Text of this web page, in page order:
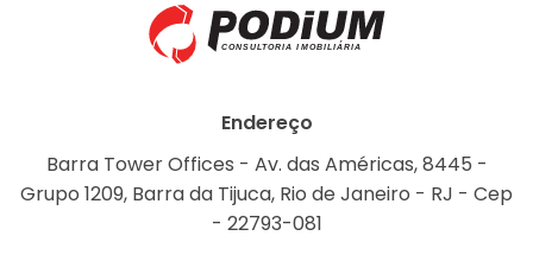
Endereço
Barra Tower Offices - Av. das Américas, 8445 -
Grupo 1209, Barra da Tijuca, Rio de Janeiro - RJ - Cep
- 22793-081